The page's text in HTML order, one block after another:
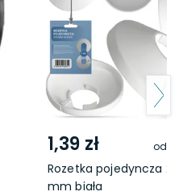
1,39 zł od
Rozetka pojedyncza 20
mm biała